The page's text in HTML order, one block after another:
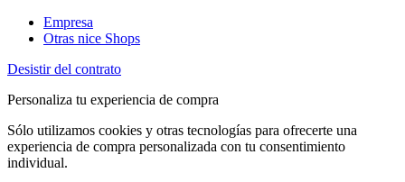
Empresa
Otras nice Shops
Desistir del contrato
Personaliza tu experiencia de compra
Sólo utilizamos cookies y otras tecnologías para ofrecerte una
experiencia de compra personalizada con tu consentimiento
individual.